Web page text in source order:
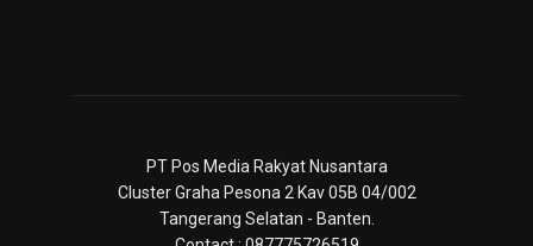
PT Pos Media Rakyat Nusantara
Cluster Graha Pesona 2 Kav 05B 04/002
Tangerang Selatan - Banten.